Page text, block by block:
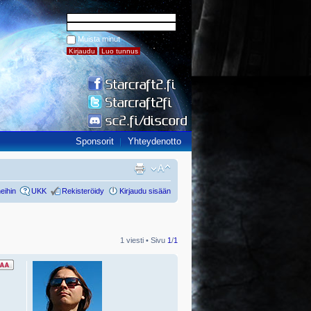
Muista minut
Sponsorit Yhteydenotto
UKK Rekisteröidy Kirjaudu sisään
1 viesti • Sivu 1/1